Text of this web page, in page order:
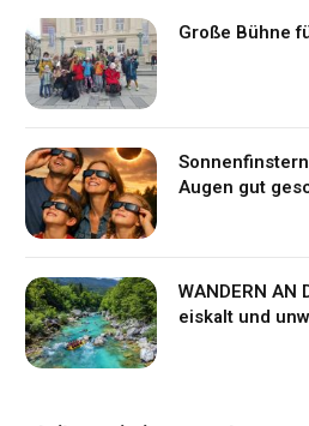
Große Bühne
Augen gut
WANDERN AN
eiskalt und